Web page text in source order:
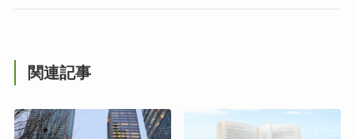
関連記事